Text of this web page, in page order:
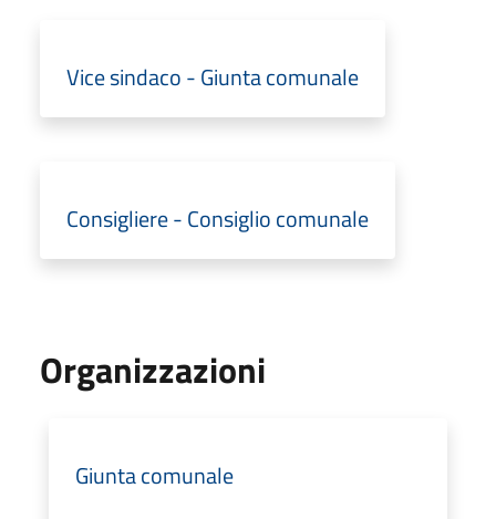
Vice sindaco - Giunta comunale
Consigliere - Consiglio comunale
Organizzazioni
Giunta comunale